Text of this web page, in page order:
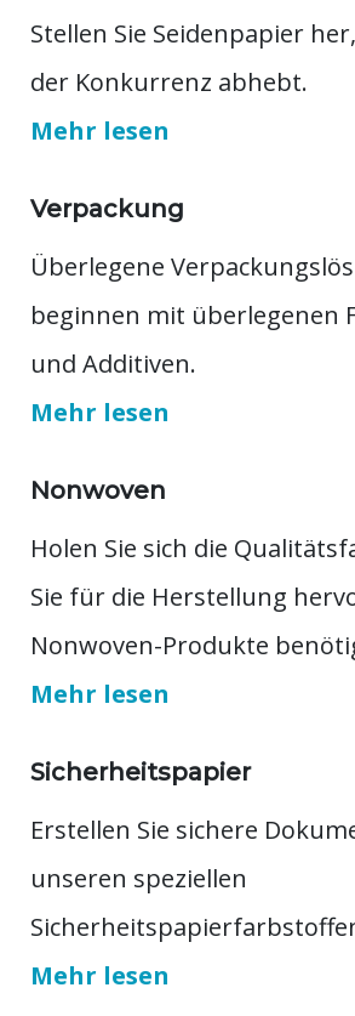
Stellen Sie Seidenpapier
der Konkurrenz abhebt.
Mehr lesen
Verpackung
Überlegene
beginnen mit überlegenen
und Additiven.
Mehr lesen
Nonwoven
Holen Sie sich die
Sie für die Herstellung
Nonwoven-Produkte
Mehr lesen
Sicherheitspapier
Erstellen Sie sichere
unseren speziellen
Mehr lesen